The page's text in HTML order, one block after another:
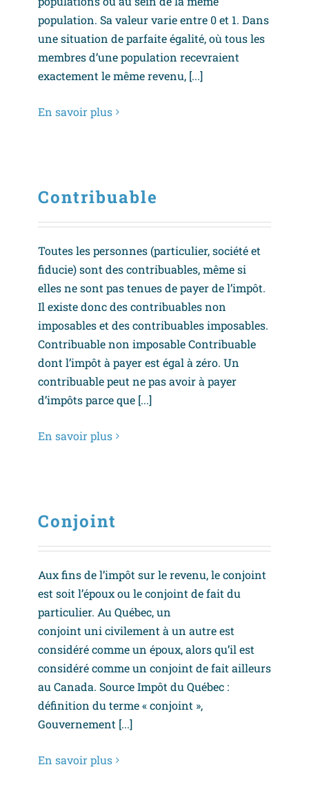
population. Sa valeur varie entre 0 et 1. Dans
une situation de parfaite égalité, où tous les
membres d’une population recevraient
exactement le même revenu, [...]
En savoir plus
Contribuable
Toutes les personnes (particulier, société et
fiducie) sont des contribuables, même si
elles ne sont pas tenues de payer de l’impôt.
Il existe donc des contribuables non
imposables et des contribuables imposables.
Contribuable non imposable Contribuable
dont l’impôt à payer est égal à zéro. Un
contribuable peut ne pas avoir à payer
d’impôts parce que [...]
En savoir plus
Conjoint
Aux fins de l’impôt sur le revenu, le conjoint
est soit l’époux ou le conjoint de fait du
particulier. Au Québec, un
conjoint uni civilement à un autre est
considéré comme un époux, alors qu’il est
considéré comme un conjoint de fait ailleurs
au Canada. Source Impôt du Québec :
définition du terme « conjoint »,
Gouvernement [...]
En savoir plus